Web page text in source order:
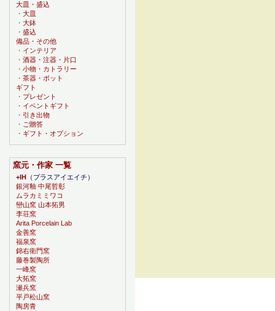
大皿・盛込
・ 大皿
・ 大鉢
・ 盛込
備品・その他
・ インテリア
・ 酒器・注器・片口
・ 小物・カトラリー
・ 茶器・ポット
ギフト
・ プレゼント
・ イベントギフト
・ 引き出物
・ ご贈答
・ ギフト・オプション
窯元・作家 一覧
+IH
（プラスアイエイチ）
銀河釉 中尾哲彰
ムラカミミワコ
巒山窯 山本拓男
李荘窯
Arita Porcelain Lab
金善窯
福泉窯
錦右衛門窯
藤巻製陶所
一峰窯
大拓窯
瀬兵窯
平戸松山窯
陶房青